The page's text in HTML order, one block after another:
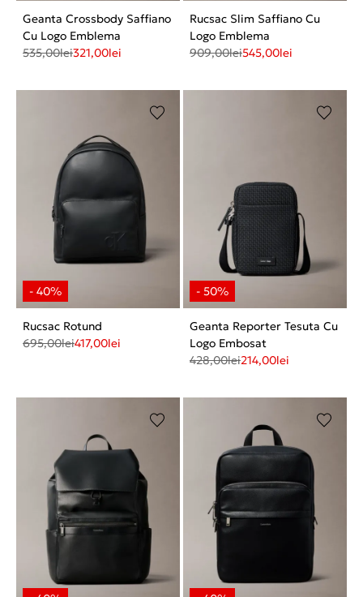
Geanta Crossbody Saffiano
Cu Logo Emblema
535,00lei321,00lei
Rucsac Slim Saffiano Cu
Logo Emblema
909,00lei545,00lei
Rucsac Rotund
695,00lei417,00lei
Geanta Reporter Tesuta Cu
Logo Embosat
428,00lei214,00lei